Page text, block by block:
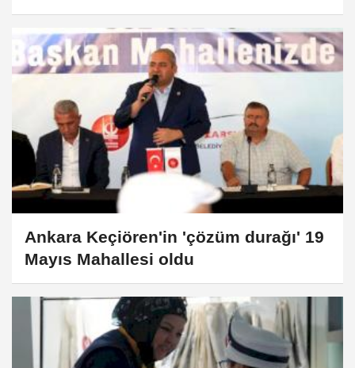
Ankara Keçiören'in 'çözüm durağı' 19
Mayıs Mahallesi oldu